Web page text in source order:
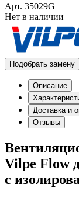
Арт. 35029G
Нет в наличии
Подобрать замену
Описание
Доставка и
Отзывы
Vilpe Flow
с